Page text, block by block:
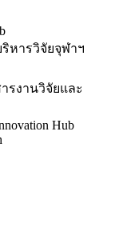
หารวิจัยจุฬาฯ
รงานวิจัยและ
Hub